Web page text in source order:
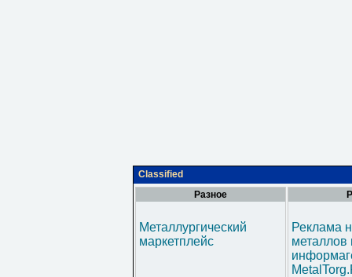
Classified
Разное
Металлургический
маркетплейс
Реклама
металлов